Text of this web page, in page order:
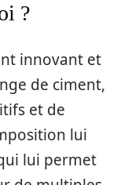
?
innovant et
de ciment,
et de
lui
lui permet